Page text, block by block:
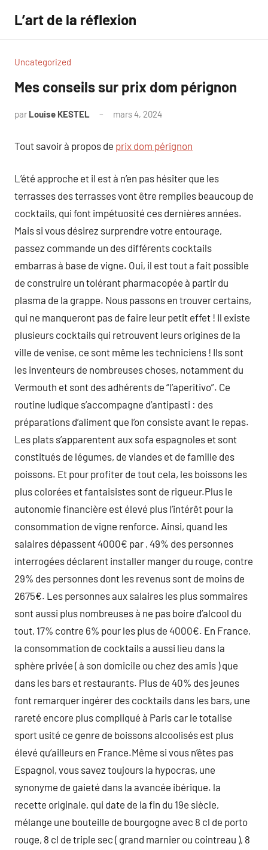
contenu
L’art de la réflexion
Uncategorized
Mes conseils sur prix dom pérignon
par Louise KESTEL mars 4, 2024
Tout savoir à propos de prix dom pérignon
L’été approche et il est à n’en pas hésiter que les
terrasses des terrasses vont être remplies beaucoup de
cocktails, qui font impétuosité ces dernières années.
Mais si vous désirez surprendre votre entourage,
passez commande un des différents cocktails
embarras à base de vigne. Oui, il est tout a fait possible
de construire un tolérant pharmacopée à partir du
plasma de la grappe. Nous passons en trouver certains,
qui ne manqueront pas de faire leur petit effet ! Il existe
plusieurs cocktails qui retrouvent leurs origines de la
ville de venise, ce sont même les techniciens ! Ils sont
les inventeurs de nombreuses choses, notamment du
Vermouth et sont des adhérents de “l’aperitivo”. Ce
routine ludique s’accompagne d’antipasti : des
préparations d’aliment que l’on consiste avant le repas.
Les plats s’apparentent aux sofa espagnoles et sont
constitués de légumes, de viandes et de famille des
poissons. Et pour profiter de tout cela, les boissons les
plus colorées et fantaisistes sont de rigueur.Plus le
autonomie financière est élevé plus l’intérêt pour la
consommation de vigne renforce. Ainsi, quand les
salaires dépassent 4000€ par , 49% des personnes
interrogées déclarent installer manger du rouge, contre
29% des personnes dont les revenus sont de moins de
2675€. Les personnes aux salaires les plus sommaires
sont aussi plus nombreuses à ne pas boire d’alcool du
tout, 17% contre 6% pour les plus de 4000€. En France,
la consommation de cocktails a aussi lieu dans la
sphère privée ( à son domicile ou chez des amis ) que
dans les bars et restaurants. Plus de 40% des jeunes
font remarquer ingérer des cocktails dans les bars, une
rareté encore plus compliqué à Paris car le totalise
sport usité ce genre de boissons alcoolisés est plus
élevé qu’ailleurs en France.Même si vous n’êtes pas
Espagnol, vous savez toujours la hypocras, une
synonyme de gaieté dans la avancée ibérique. la
recette originale, qui date de la fin du 19e siècle,
mélange une bouteille de bourgogne avec 8 cl de porto
rouge, 8 cl de triple sec ( grand marnier ou cointreau ), 8